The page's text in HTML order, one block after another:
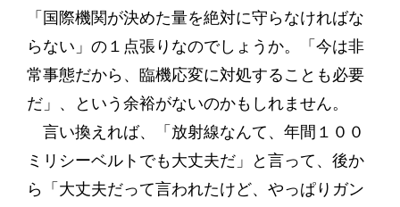
「国際機関が決めた量を絶対に守らなければな
らない」の１点張りなのでしょうか。「今は非
常事態だから、臨機応変に対処することも必要
だ」、という余裕がないのかもしれません。
言い換えれば、「放射線なんて、年間１００
ミリシーベルトでも大丈夫だ」と言って、後か
ら「大丈夫だって言われたけど、やっぱりガン